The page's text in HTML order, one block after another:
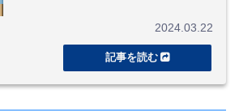
2024.03.22